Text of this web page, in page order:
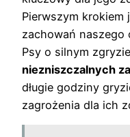
Pierwszym krokiem
zachowań naszego
Psy o silnym
niezniszczalnych
długie godziny
zagrożenia dla ich